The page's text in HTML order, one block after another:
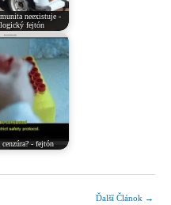
neexistuje -
fejtón
- fejtón
Ďalší Článok →